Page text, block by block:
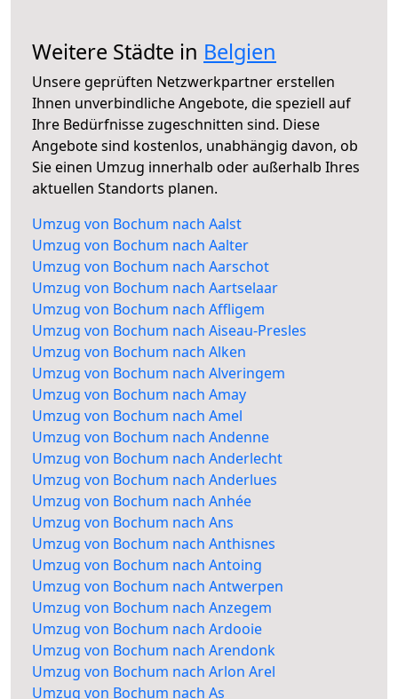
Weitere Städte in Belgien
Unsere geprüften Netzwerkpartner erstellen
Ihnen unverbindliche Angebote, die speziell auf
Ihre Bedürfnisse zugeschnitten sind. Diese
Angebote sind kostenlos, unabhängig davon, ob
Sie einen Umzug innerhalb oder außerhalb Ihres
aktuellen Standorts planen.
Umzug von Bochum nach Aalst
Umzug von Bochum nach Aalter
Umzug von Bochum nach Aarschot
Umzug von Bochum nach Aartselaar
Umzug von Bochum nach Affligem
Umzug von Bochum nach Aiseau-Presles
Umzug von Bochum nach Alken
Umzug von Bochum nach Alveringem
Umzug von Bochum nach Amay
Umzug von Bochum nach Amel
Umzug von Bochum nach Andenne
Umzug von Bochum nach Anderlecht
Umzug von Bochum nach Anderlues
Umzug von Bochum nach Anhée
Umzug von Bochum nach Ans
Umzug von Bochum nach Anthisnes
Umzug von Bochum nach Antoing
Umzug von Bochum nach Antwerpen
Umzug von Bochum nach Anzegem
Umzug von Bochum nach Ardooie
Umzug von Bochum nach Arendonk
Umzug von Bochum nach Arlon Arel
Umzug von Bochum nach As